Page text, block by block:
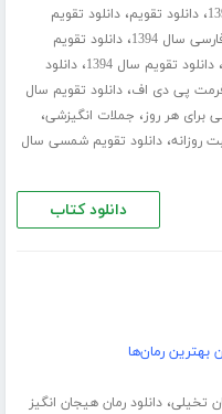
،دانلود تقویم،دانلود تقویم
سال 1394 ،دانلود تقویم
،دانلود تقویم سال 1394 ،دانلود
،دانلود تقویم سال
برای هر روز، جملات انگیزشی،
روزانه،دانلود تقویم شمسی سال
دانلود کتاب
بهترین رمان‌ها
تخیلی،دانلود رمان هیجان انگیز